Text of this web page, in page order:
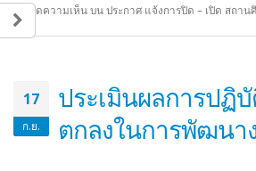
ปิดความเห็นบน ประกาศ แจ้งการปิด – เปิด สถาน
17
ก.ย.
ประเมินผลการปฏิ
ตกลงในการพัฒนา